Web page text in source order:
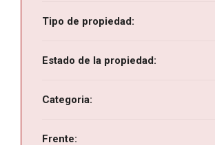
Tipo de propiedad:
Estado de la propiedad:
Categoria:
Frente: